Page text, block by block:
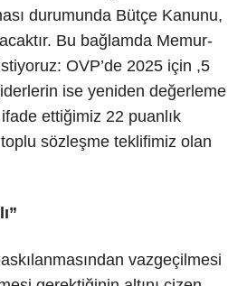
durumunda Bütçe Kanunu,
Bu bağlamda Memur-
OVP’de 2025 için ,5
ise yeniden değerleme
ettiğimiz 22 puanlık
toplu sözleşme teklifimiz olan
vazgeçilmesi